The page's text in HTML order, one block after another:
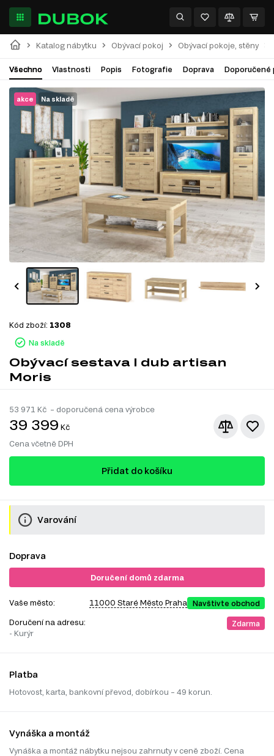
Katalog nábytku Obývací pokoj Obývací pokoje, stěny
Všechno Vlastnosti Popis Fotografie Doprava Doporučené
akce Na skladě
Na skladě
Kód zboží: 1308
Obývací sestava I dub artisan
Moris
53 971 Kč – doporučená cena výrobce
39 399 Kč
Cena včetně DPH
Přidat do košíku
Varování
Doprava
Doručení domů zdarma
Vaše město: 11000 Staré Město Praha Navštivte obchod
Doručení na adresu:
- Kurýr
Zdarma
Platba
Hotovost, karta, bankovní převod, dobírkou – 49 korun.
Vynáška a montáž
Vynáška a montáž nábytku nejsou zahrnuty v ceně zboží. Cena